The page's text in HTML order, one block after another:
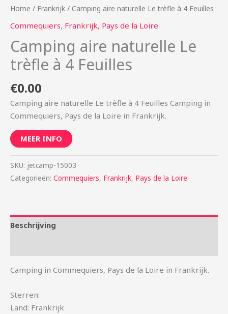
Home / Frankrijk / Camping aire naturelle Le trèfle à 4 Feuilles
Commequiers, Frankrijk, Pays de la Loire
Camping aire naturelle Le
trèfle à 4 Feuilles
€0.00
Camping aire naturelle Le trèfle à 4 Feuilles Camping in
Commequiers, Pays de la Loire in Frankrijk.
MEER INFO
SKU: jetcamp-15003
Categorieën: Commequiers, Frankrijk, Pays de la Loire
Beschrijving
Camping in Commequiers, Pays de la Loire in Frankrijk.
Sterren:
Land: Frankrijk